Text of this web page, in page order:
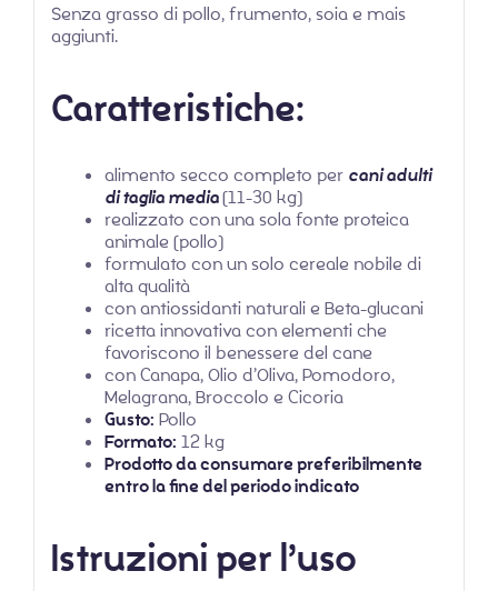
Senza grasso di pollo, frumento, soia e mais
aggiunti.
Caratteristiche:
alimento secco completo per cani adulti
di taglia media(11-30 kg)
realizzato con una sola fonte proteica
animale (pollo)
formulato con un solo cereale nobile di
alta qualità
con antiossidanti naturali e Beta-glucani
ricetta innovativa con elementi che
favoriscono il benessere del cane
con Canapa, Olio d’Oliva, Pomodoro,
Melagrana, Broccolo e Cicoria
Gusto: Pollo
Formato: 12 kg
Prodotto da consumare preferibilmente
entro la fine del periodo indicato
Istruzioni per l’uso